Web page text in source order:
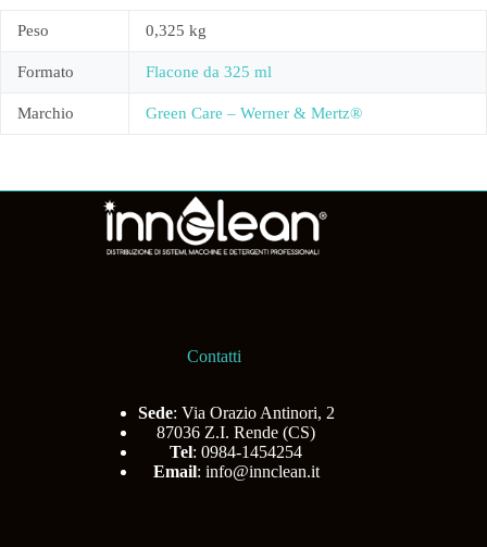
Peso 0,325 kg
Formato Flacone da 325 ml
Marchio Green Care – Werner & Mertz®
Contatti
Sede: Via Orazio Antinori, 2
87036 Z.I. Rende (CS)
Tel: 0984-1454254
Email: info@innclean.it